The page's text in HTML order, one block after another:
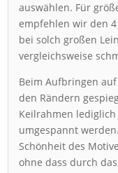
auswählen. Für
empfehlen wir den
bei solch großen
vergleichsweise
Beim Aufbringen
den Rändern
Keilrahmen
umgespannt
Schönheit des
ohne dass durch